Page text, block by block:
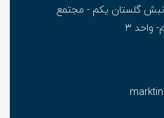
نبش گلستان یکم - مجتمع
۳